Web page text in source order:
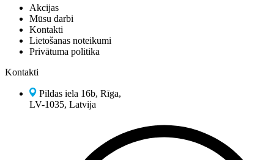
Akcijas
Mūsu darbi
Kontakti
Lietošanas noteikumi
Privātuma politika
Kontakti
Pildas iela 16b, Rīga,
LV-1035, Latvija